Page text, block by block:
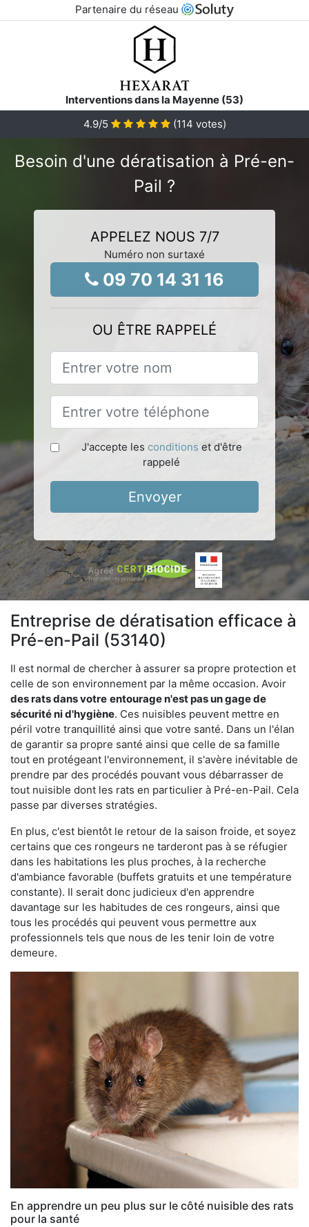
Partenaire du réseau
Interventions dans la Mayenne (53)
4.9/5 (114 votes)
Besoin d'une dératisation à Pré-en-
Pail ?
APPELEZ NOUS 7/7
Numéro non surtaxé
09 70 14 31 16
OU ÊTRE RAPPELÉ
J'accepte les conditions et d'être
rappelé
Envoyer
Entreprise de dératisation efficace à
Pré-en-Pail (53140)
Il est normal de chercher à assurer sa propre protection et
celle de son environnement par la même occasion. Avoir
des rats dans votre entourage n'est pas un gage de
sécurité ni d'hygiène. Ces nuisibles peuvent mettre en
péril votre tranquillité ainsi que votre santé. Dans un l'élan
de garantir sa propre santé ainsi que celle de sa famille
tout en protégeant l'environnement, il s'avère inévitable de
prendre par des procédés pouvant vous débarrasser de
tout nuisible dont les rats en particulier à Pré-en-Pail. Cela
passe par diverses stratégies.
En plus, c'est bientôt le retour de la saison froide, et soyez
certains que ces rongeurs ne tarderont pas à se réfugier
dans les habitations les plus proches, à la recherche
d'ambiance favorable (buffets gratuits et une température
constante). Il serait donc judicieux d'en apprendre
davantage sur les habitudes de ces rongeurs, ainsi que
tous les procédés qui peuvent vous permettre aux
professionnels tels que nous de les tenir loin de votre
demeure.
En apprendre un peu plus sur le côté nuisible des rats
pour la santé